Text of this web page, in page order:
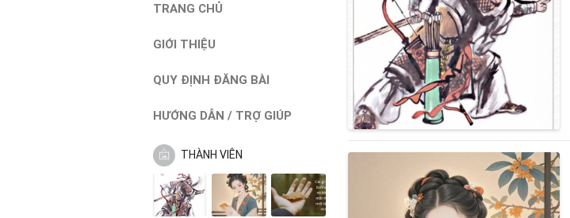
TRANG CHỦ
GIỚI THIỆU
QUY ĐỊNH ĐĂNG BÀI
HƯỚNG DẪN / TRỢ GIÚP
THÀNH VIÊN